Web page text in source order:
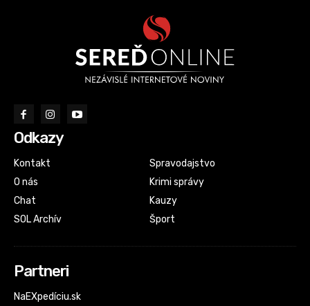
Odkazy
Kontakt
O nás
Chat
SOL Archív
Spravodajstvo
Krimi správy
Kauzy
Šport
Partneri
NaEXpedíciu.sk